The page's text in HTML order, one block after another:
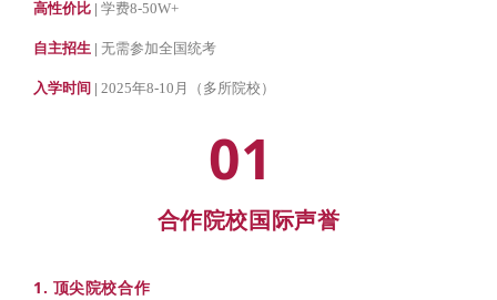
高性价比 | 学费8-50W+
自主招生 | 无需参加全国统考
入学时间 | 2025年8-10月（多所院校）
01
合作院校国际声誉
1. 顶尖院校合作